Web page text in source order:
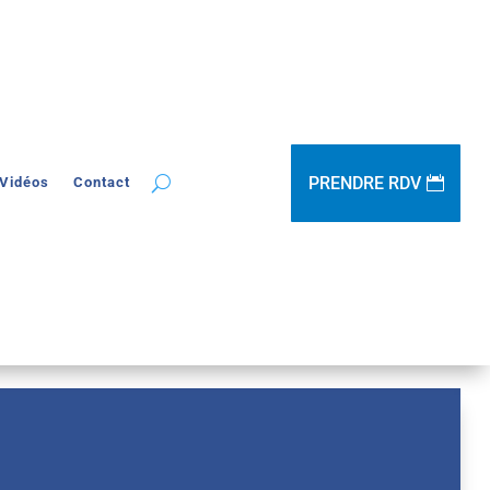
Vidéos Contact PRENDRE RDV